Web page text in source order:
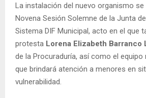
La instalación del nuevo organismo
Novena Sesión Solemne de la Junta
Sistema DIF Municipal, acto en el que
protesta Lorena Elizabeth Barranco
de la Procuraduría, así como el equipo
que brindará atención a menores en
vulnerabilidad.